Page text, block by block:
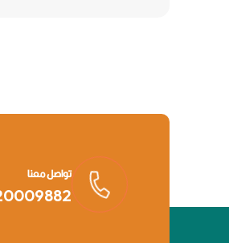
تواصل معنا